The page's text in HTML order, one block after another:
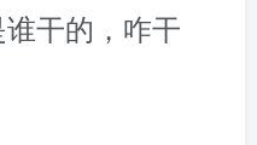
干的，咋干